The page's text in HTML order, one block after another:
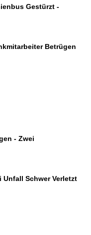
Gestürzt -
Betrügen
- Zwei
Unfall Schwer Verletzt